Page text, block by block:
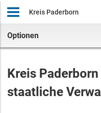
Kreis Paderborn
Optionen
Kreis
staatliche